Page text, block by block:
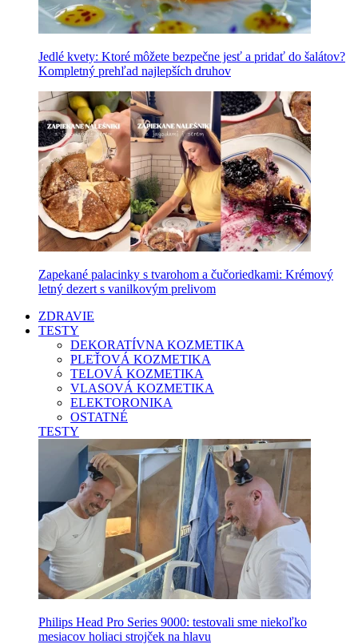
Jedlé kvety: Ktoré môžete bezpečne jesť a pridať do šalátov?
Kompletný prehľad najlepších druhov
Zapekané palacinky s tvarohom a čučoriedkami: Krémový
letný dezert s vanilkovým prelivom
ZDRAVIE
TESTY
DEKORATÍVNA KOZMETIKA
PLEŤOVÁ KOZMETIKA
TELOVÁ KOZMETIKA
VLASOVÁ KOZMETIKA
ELEKTORONIKA
OSTATNÉ
TESTY
Philips Head Pro Series 9000: testovali sme niekoľko
mesiacov holiaci strojček na hlavu